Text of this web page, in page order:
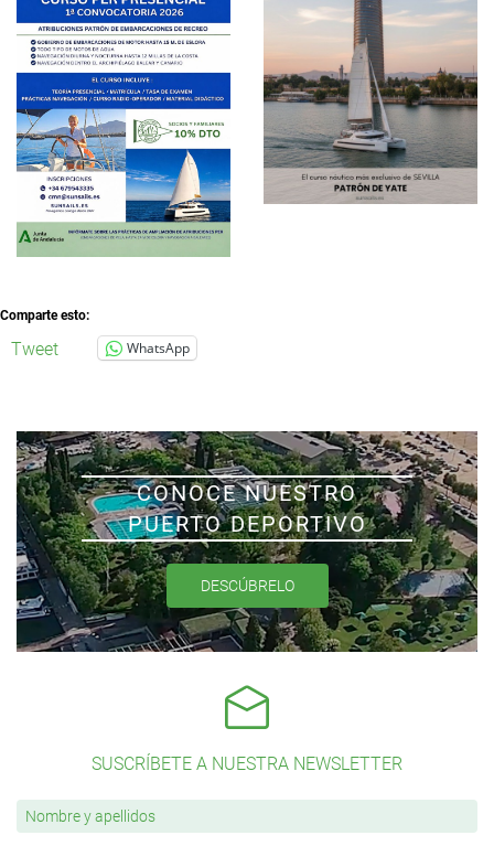
Comparte esto:
Tweet WhatsApp
CONOCE NUESTRO
PUERTO DEPORTIVO
DESCÚBRELO
SUSCRÍBETE A NUESTRA NEWSLETTER